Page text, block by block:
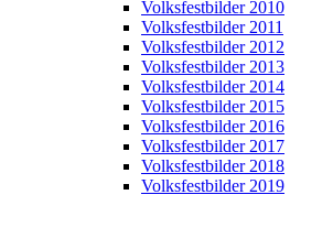
Volksfestbilder 2010
Volksfestbilder 2011
Volksfestbilder 2012
Volksfestbilder 2013
Volksfestbilder 2014
Volksfestbilder 2015
Volksfestbilder 2016
Volksfestbilder 2017
Volksfestbilder 2018
Volksfestbilder 2019